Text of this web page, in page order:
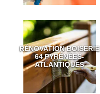
RÉNOVATION BOISERIE
64 PYRÉNÉES-
ATLANTIQUES